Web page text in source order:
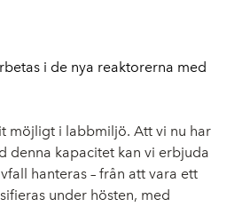
i de nya reaktorerna med
möjligt i labbmiljö. Att vi nu har
denna kapacitet kan vi erbjuda
hanteras – från att vara ett
under hösten, med